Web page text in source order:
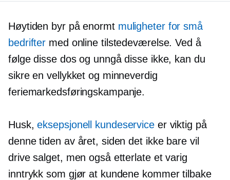
Høytiden byr på enormt muligheter for små
bedrifter med online tilstedeværelse. Ved å
følge disse dos og unngå disse ikke, kan du
sikre en vellykket og minneverdig
feriemarkedsføringskampanje.
Husk,eksepsjonell kundeserviceer viktig på
denne tiden av året, siden det ikke bare vil
drive salget, men også etterlate et varig
inntrykk som gjør at kundene kommer tilbake